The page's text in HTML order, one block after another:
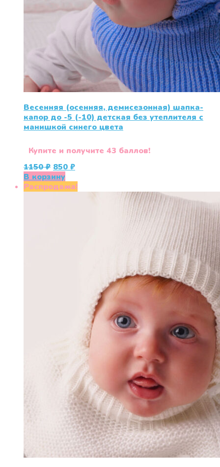
Весенняя (осенняя, демисезонная) шапка-
капор до -5 (-10) детская без утеплителя с
манишкой синего цвета
Купите и получите 43 баллов!
1150₽ Первоначальная
цена
составляла
850 ₽Текущая
850 ₽.
В корзину
Распродажа!